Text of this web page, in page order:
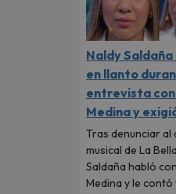
Naldy
en llanto
entrevista
Medina y
Tras denunciar
musical de La
Saldaña habló
Medina y le contó